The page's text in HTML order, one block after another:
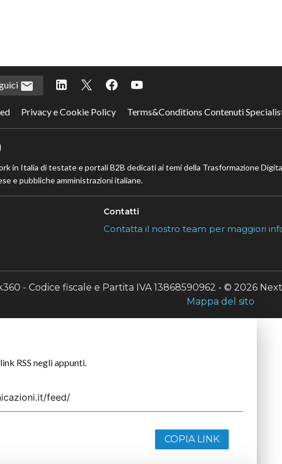
Privacy e Cookie Policy Terms&Conditions Contenuti
in Italia di testate e portali B2B dedicati ai temi della Trasformazione
e pubbliche amministrazioni italiane.
Contatti
Contatta il nostro team per maggiori
- Codice fiscale e Partita IVA 13868590962 - © 2026
Mappa del sito
RSS negli appunti.
COPIA LINK